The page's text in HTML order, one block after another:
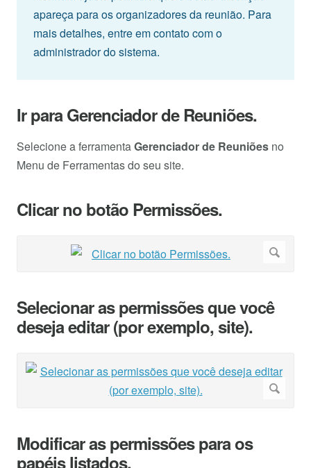
apareça para os organizadores da reunião. Para
mais detalhes, entre em contato com o
administrador do sistema.
Ir para Gerenciador de Reuniões.
Selecione a ferramentaGerenciador de Reuniões no
Menu de Ferramentas do seu site.
Clicar no botão Permissões.
Selecionar as permissões que você
deseja editar (por exemplo, site).
Modificar as permissões para os
papéis listados.